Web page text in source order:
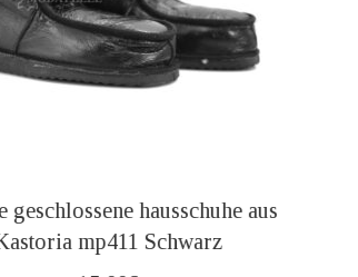
geschlossene hausschuhe aus
mp411 Schwarz